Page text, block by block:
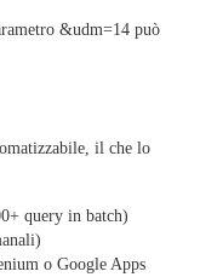
&udm=14 può
il che lo
query in batch)
o Google Apps